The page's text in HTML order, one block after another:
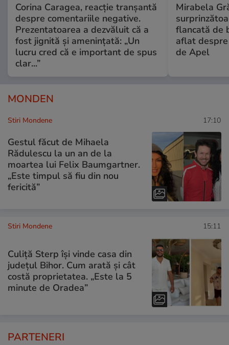
Corina Caragea, reacție tranșantă
despre comentariile negative.
Prezentatoarea a dezvăluit că a
fost jignită și amenințată: „Un
lucru cred că e important de spus
clar...”
Mirabela
flancată de
aflat
de Apel
MONDEN
Stiri Mondene 17:10
Gestul făcut de Mihaela
Rădulescu la un an de la
moartea lui Felix Baumgartner.
„Este timpul să fiu din nou
fericită”
Stiri Mondene 15:11
Culiță Sterp își vinde casa din
județul Bihor. Cum arată și cât
costă proprietatea. „Este la 5
minute de Oradea”
PARTENERI